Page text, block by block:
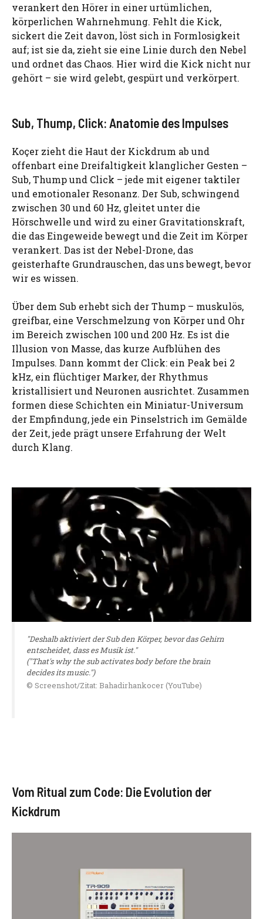
verankert den Hörer in einer urtümlichen,
körperlichen Wahrnehmung. Fehlt die Kick,
sickert die Zeit davon, löst sich in Formlosigkeit
auf; ist sie da, zieht sie eine Linie durch den Nebel
und ordnet das Chaos. Hier wird die Kick nicht nur
gehört – sie wird gelebt, gespürt und verkörpert.
Sub, Thump, Click: Anatomie des Impulses
Koçer zieht die Haut der Kickdrum ab und
offenbart eine Dreifaltigkeit klanglicher Gesten –
Sub, Thump und Click – jede mit eigener taktiler
und emotionaler Resonanz. Der Sub, schwingend
zwischen 30 und 60 Hz, gleitet unter die
Hörschwelle und wird zu einer Gravitationskraft,
die das Eingeweide bewegt und die Zeit im Körper
verankert. Das ist der Nebel-Drone, das
geisterhafte Grundrauschen, das uns bewegt, bevor
wir es wissen.
Über dem Sub erhebt sich der Thump – muskulös,
greifbar, eine Verschmelzung von Körper und Ohr
im Bereich zwischen 100 und 200 Hz. Es ist die
Illusion von Masse, das kurze Aufblühen des
Impulses. Dann kommt der Click: ein Peak bei 2
kHz, ein flüchtiger Marker, der Rhythmus
kristallisiert und Neuronen ausrichtet. Zusammen
formen diese Schichten ein Miniatur-Universum
der Empfindung, jede ein Pinselstrich im Gemälde
der Zeit, jede prägt unsere Erfahrung der Welt
durch Klang.
"Deshalb aktiviert der Sub den Körper, bevor das Gehirn
entscheidet, dass es Musik ist."
("That's why the sub activates body before the brain
decides its music.")
© Screenshot/Zitat: Bahadirhankocer (YouTube)
Vom Ritual zum Code: Die Evolution der
Kickdrum